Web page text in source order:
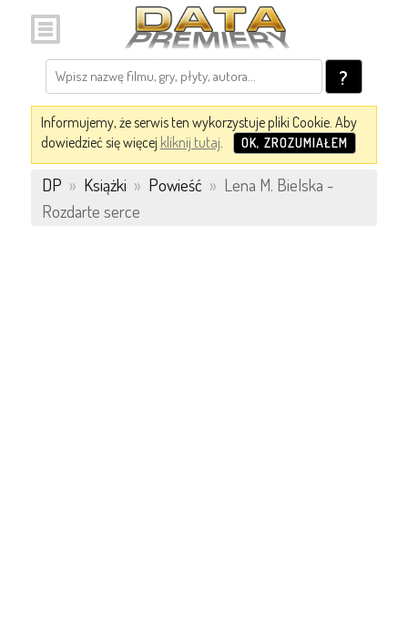
?
Informujemy, że serwis ten wykorzystuje pliki Cookie. Aby
dowiedzieć się więcej kliknij tutaj. OK, ZROZUMIAŁEM
DP » Książki » Powieść » Lena M. Bielska -
Rozdarte serce